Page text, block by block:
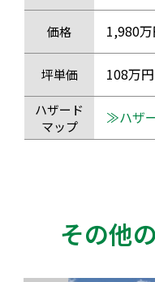
価格 1,980
坪単価 108万円
ハザード
マップ
≫ハザ
その他